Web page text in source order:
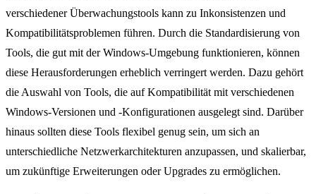
verschiedener Überwachungstools kann zu Inkonsistenzen und
Kompatibilitätsproblemen führen. Durch die Standardisierung von
Tools, die gut mit der Windows-Umgebung funktionieren, können
diese Herausforderungen erheblich verringert werden. Dazu gehört
die Auswahl von Tools, die auf Kompatibilität mit verschiedenen
Windows-Versionen und -Konfigurationen ausgelegt sind. Darüber
hinaus sollten diese Tools flexibel genug sein, um sich an
unterschiedliche Netzwerkarchitekturen anzupassen, und skalierbar,
um zukünftige Erweiterungen oder Upgrades zu ermöglichen.